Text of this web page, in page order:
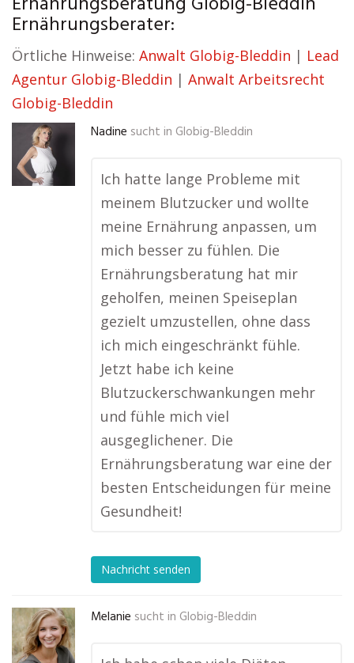
Ernährungsberater:
Örtliche Hinweise: Anwalt Globig-Bleddin | Lead
Agentur Globig-Bleddin | Anwalt Arbeitsrecht
Globig-Bleddin
Nadine sucht in Globig-Bleddin
Ich hatte lange Probleme mit
meinem Blutzucker und wollte
meine Ernährung anpassen, um
mich besser zu fühlen. Die
Ernährungsberatung hat mir
geholfen, meinen Speiseplan
gezielt umzustellen, ohne dass
ich mich eingeschränkt fühle.
Jetzt habe ich keine
Blutzuckerschwankungen mehr
und fühle mich viel
ausgeglichener. Die
Ernährungsberatung war eine der
besten Entscheidungen für meine
Gesundheit!
Nachricht senden
Melanie sucht in Globig-Bleddin